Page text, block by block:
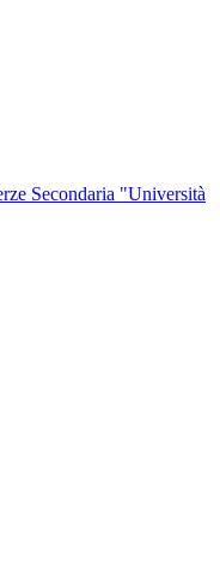
Secondaria "Università